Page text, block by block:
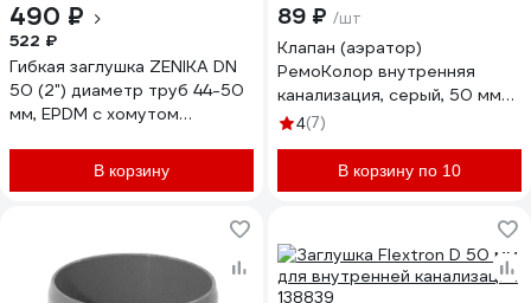
490 ₽
522 ₽
Гибкая заглушка ZENIKA DN
50 (2") диаметр труб 44-50
мм, EPDM с хомутом
В корзину
89 ₽ /шт
Клапан (аэратор)
РемоКолор внутренняя
канализация, серый, 50 мм
143-491
4(7)
В корзину по 10